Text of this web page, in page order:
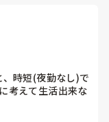
です。
たが、
なと思います。
大丈夫じゃないで
ます。わたしもお
いるし、、、で全
時短(夜勤なし)で
考えて生活出来な